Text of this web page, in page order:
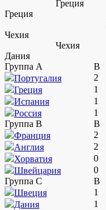
Греция
Греция
Чехия
Чехия
Дания
Группа A
В
Португалия
2
Греция
1
Испания
1
Россия
1
Группа B
В
Франция
2
Англия
2
Хорватия
0
Швейцария
0
Группа C
В
Швеция
1
Дания
1